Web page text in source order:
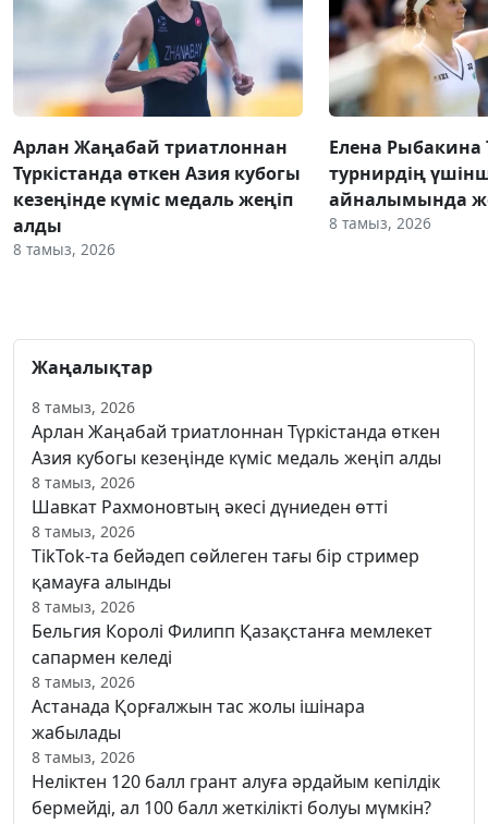
Арлан Жаңабай триатлоннан
Түркістанда өткен Азия кубогы
кезеңінде күміс медаль жеңіп
алды
8 тамыз, 2026
Елена Рыбакина
турнирдің
айналымында
8 тамыз, 2026
Жаңалықтар
8 тамыз, 2026
Арлан Жаңабай триатлоннан Түркістанда өткен
Азия кубогы кезеңінде күміс медаль жеңіп алды
8 тамыз, 2026
Шавкат Рахмоновтың әкесі дүниеден өтті
8 тамыз, 2026
TikTok-та бейәдеп сөйлеген тағы бір стример
қамауға алынды
8 тамыз, 2026
Бельгия Королі Филипп Қазақстанға мемлекет
сапармен келеді
8 тамыз, 2026
Астанада Қорғалжын тас жолы ішінара
жабылады
8 тамыз, 2026
Неліктен 120 балл грант алуға әрдайым кепілдік
бермейді, ал 100 балл жеткілікті болуы мүмкін?